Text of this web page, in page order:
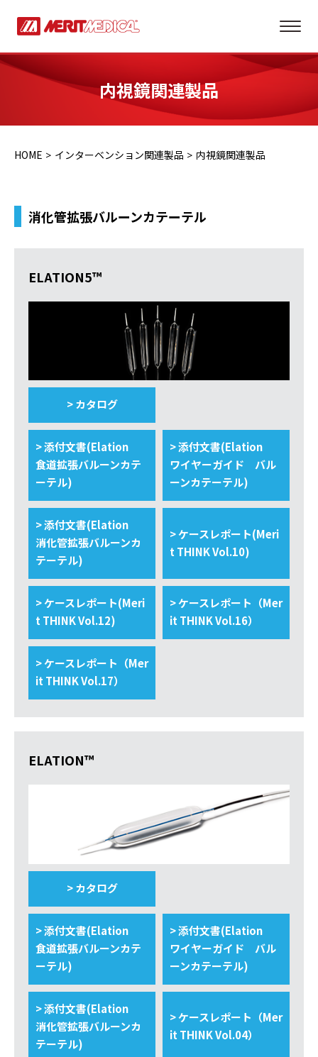
内視鏡関連製品
HOME インターベンション関連製品 内視鏡関連製品
消化管拡張バルーンカテーテル
ELATION5™
> カタログ
> 添付文書(Elation
食道拡張バルーンカテ
ーテル)
> 添付文書(Elation
ワイヤーガイド バル
ーンカテーテル)
> 添付文書(Elation
消化管拡張バルーンカ
テーテル)
> ケースレポート(Meri
t THINK Vol.10)
> ケースレポート(Meri
t THINK Vol.12)
> ケースレポート（Mer
it THINK Vol.16）
> ケースレポート（Mer
it THINK Vol.17）
ELATION™
> カタログ
> 添付文書(Elation
食道拡張バルーンカテ
ーテル)
> 添付文書(Elation
ワイヤーガイド バル
ーンカテーテル)
> 添付文書(Elation
消化管拡張バルーンカ
テーテル)
> ケースレポート（Mer
it THINK Vol.04）